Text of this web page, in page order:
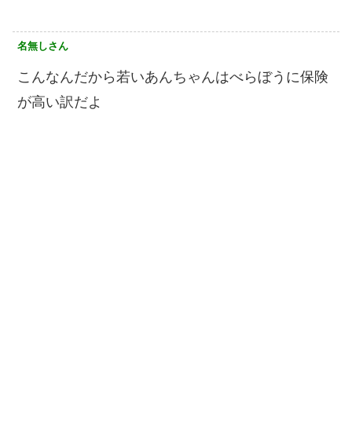
名無しさん
こんなんだから若いあんちゃんはべらぼうに保険
が高い訳だよ